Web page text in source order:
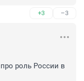
+3 –3
роль России в